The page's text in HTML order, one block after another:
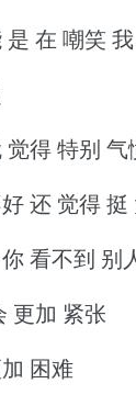
在 嘲笑
得 特别 气
还 觉得 挺
看不到 别
更加 紧张
困难